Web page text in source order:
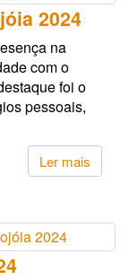
2024
na
com o
foi o
pessoais,
Ler mais